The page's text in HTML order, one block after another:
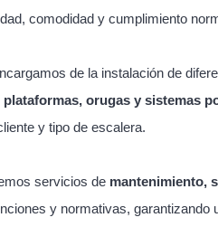
comodidad y cumplimiento
de la instalación de
plataformas, orugas y sistemas
y tipo de escalera.
servicios de mantenimiento,
y normativas, garantizando